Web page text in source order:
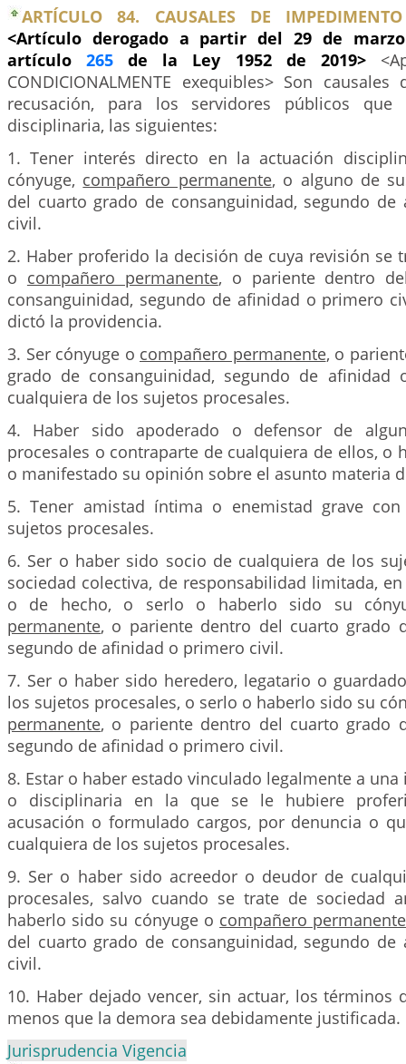
ARTÍCULO 84. CAUSALES DE
<Artículo derogado a partir del 29 de
artículo265 de la Ley 1952 de 2019>
CONDICIONALMENTE exequibles> Son
recusación, para los servidores públicos que
disciplinaria, las siguientes:
1. Tener interés directo en la actuación
cónyuge, compañero permanente, o alguno de
del cuarto grado de consanguinidad, segundo
civil.
2. Haber proferido la decisión de cuya revisión se
o compañero permanente, o pariente dentro
consanguinidad, segundo de afinidad o primero
dictó la providencia.
3. Ser cónyuge o compañero permanente, o
grado de consanguinidad, segundo de afinidad
cualquiera de los sujetos procesales.
4. Haber sido apoderado o defensor de
procesales o contraparte de cualquiera de ellos, o
o manifestado su opinión sobre el asunto materia
5. Tener amistad íntima o enemistad grave
sujetos procesales.
6. Ser o haber sido socio de cualquiera de los
sociedad colectiva, de responsabilidad limitada,
o de hecho, o serlo o haberlo sido su
permanente, o pariente dentro del cuarto grado
segundo de afinidad o primero civil.
7. Ser o haber sido heredero, legatario o
los sujetos procesales, o serlo o haberlo sido su
permanente, o pariente dentro del cuarto grado
segundo de afinidad o primero civil.
8. Estar o haber estado vinculado legalmente a
o disciplinaria en la que se le hubiere
acusación o formulado cargos, por denuncia o
cualquiera de los sujetos procesales.
9. Ser o haber sido acreedor o deudor de
procesales, salvo cuando se trate de sociedad
haberlo sido su cónyuge o compañero permanente
del cuarto grado de consanguinidad, segundo
civil.
10. Haber dejado vencer, sin actuar, los términos
menos que la demora sea debidamente justificada.
Jurisprudencia Vigencia